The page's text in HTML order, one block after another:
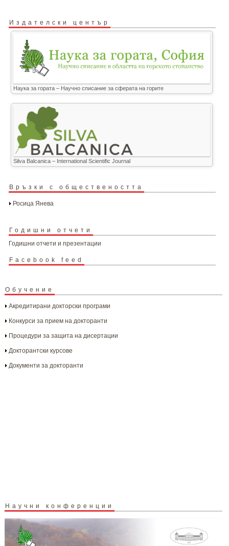
Издателски център
Наука за гората – Научно списание за сферата на горите
Silva Balcanica – International Scientific Journal
Връзки с обществеността
Росица Янева
Годишни отчети
Годишни отчети и презентации
Facebook feed
Обучение
Акредитирани докторски програми
Конкурси за прием на докторанти
Процедури за защита на дисертации
Докторантски курсове
Документи за докторанти
Научни конференции